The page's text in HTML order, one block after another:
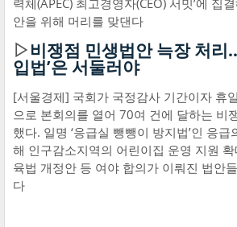
력체(APEC) 최고경영자(CEO) 서밋’에 집
안을 위해 머리를 맞댄다
▷비쟁점 민생법안 늑장 처리
입법’은 서둘러야
[서울경제] 국회가 국정감사 기간이자 휴
으로 본회의를 열어 70여 건에 달하는 비
했다. 일명 ‘응급실 뺑뺑이 방지법’인 응
해 인구감소지역의 어린이집 운영 지원
육법 개정안 등 여야 합의가 이뤄진 법안
다